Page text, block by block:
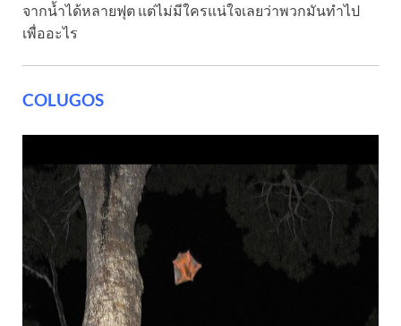
จากน้ำได้หลายฟุต แต่ไม่มีใครแน่ใจเลยว่าพวกมันทำไป
เพื่ออะไร
COLUGOS